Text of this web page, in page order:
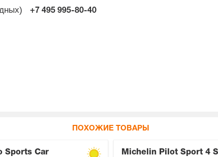
+7 495 995-80-40
ПОХОЖИЕ ТОВАРЫ
Sports Car Michelin Pilot Sport 4 S